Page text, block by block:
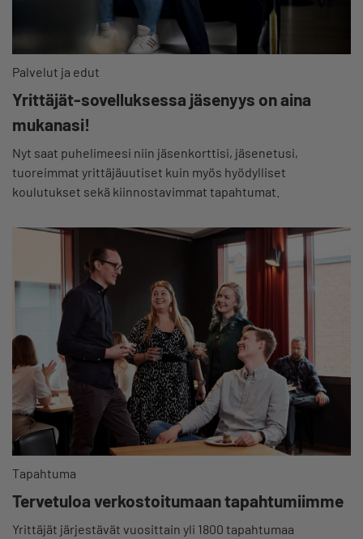
Palvelut ja edut
Yrittäjät-sovelluksessa jäsenyys on aina
mukanasi!
Nyt saat puhelimeesi niin jäsenkorttisi, jäsenetusi,
tuoreimmat yrittäjäuutiset kuin myös hyödylliset
koulutukset sekä kiinnostavimmat tapahtumat.
Tapahtuma
Tervetuloa verkostoitumaan tapahtumiimme
Yrittäjät järjestävät vuosittain yli 1800 tapahtumaa